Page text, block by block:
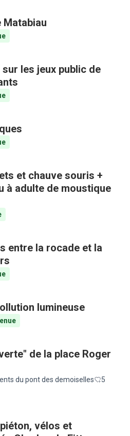
les jeux public de
et chauve souris +
à adulte de moustique
entre la rocade et la
lumineuse
de la place Roger
du pont des demoiselles
5
vélos et